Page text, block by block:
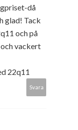
då
glad! Tack
och på
vackert
22q11
Svara